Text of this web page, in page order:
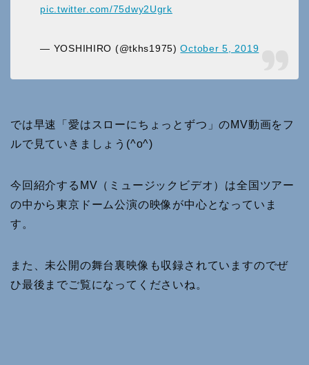
pic.twitter.com/75dwy2Ugrk
— YOSHIHIRO (@tkhs1975)October 5, 2019
では早速「愛はスローにちょっとずつ」のMV動画をフ
ルで見ていきましょう(^o^)
今回紹介するMV（ミュージックビデオ）は全国ツアー
の中から東京ドーム公演の映像が中心となっていま
す。
また、未公開の舞台裏映像も収録されていますのでぜ
ひ最後までご覧になってくださいね。